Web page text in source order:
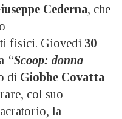
Cederna, che
fisici. Giovedì 30
“Scoop: donna
di Giobbe Covatta
col suo
la